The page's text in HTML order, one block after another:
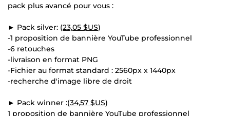
pack plus avancé pour vous :
► Pack silver: (23,05 $US)
-1 proposition de bannière YouTube professionnel
-6 retouches
-livraison en format PNG
-Fichier au format standard : 2560px x 1440px
-recherche d'image libre de droit
► Pack winner :(34,57 $US)
1 proposition de bannière YouTube professionnel